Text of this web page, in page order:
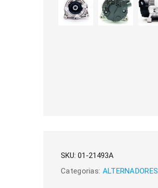
SKU: 01-21493A
Categorias: ALTERNADORES